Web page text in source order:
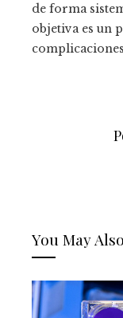
de forma
objetiva es un
You May